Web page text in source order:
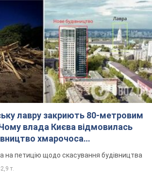
лавру закриють 80-метровим
влада Києва відмовилась
хмарочоса
на петицію щодо скасування будівництва
т.